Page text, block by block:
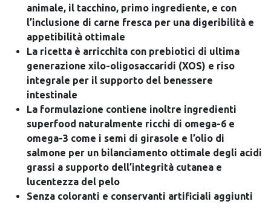
animale, il tacchino, primo ingrediente, e con
l’inclusione di carne fresca per una digeribilità e
appetibilità ottimale
La ricetta è arricchita con prebiotici di ultima
generazione xilo-oligosaccaridi (XOS) e riso
integrale per il supporto del benessere
intestinale
La formulazione contiene inoltre ingredienti
superfood naturalmente ricchi di omega-6 e
omega-3 come i semi di girasole e l’olio di
salmone per un bilanciamento ottimale degli acidi
grassi a supporto dell’integrità cutanea e
lucentezza del pelo
Senza coloranti e conservanti artificiali aggiunti